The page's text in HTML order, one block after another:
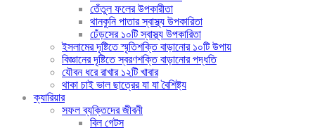
তেঁতুল ফলের উপকারীতা
থানকুনি পাতার স্বাস্থ্য উপকারিতা
ঢেঁড়সের ১০টি স্বাস্থ্য উপকারিতা
ইসলামের দৃষ্টিতে স্মৃতিশক্তি বাড়ানোর ১০টি উপায়
বিজ্ঞানের দৃষ্টিতে স্বরণশক্তি বাড়ানোর পদ্ধতি
যৌবন ধরে রাখার ১২টি খাবার
থাকা চাই ভাল ছাত্রের যা যা বৈশিষ্ট্য
ক্যারিয়ার
সফল ব্যক্তিদের জীবনী
বিল গেটস